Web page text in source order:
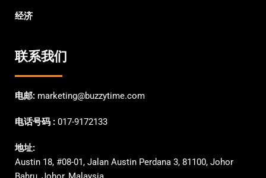
经济
联系我们
电邮: marketing@buzzytime.com
电话号码 : 017-9172133
地址:
Austin 18, #08-01, Jalan Austin Perdana 3, 81100, Johor